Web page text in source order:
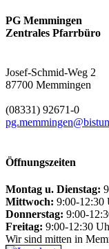
PG Memmingen
Zentrales Pfarrbüro
Josef-Schmid-Weg 2
87700 Memmingen
(08331) 92671-0
Öffnungszeiten
Montag u. Dienstag:
Mittwoch: 9:00-12:30
Donnerstag: 9:00-
Freitag: 9:00-12:30
Wir sind mitten in